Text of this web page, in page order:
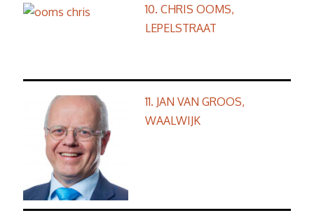
10. CHRIS OOMS,
LEPELSTRAAT
11. JAN VAN GROOS,
WAALWIJK